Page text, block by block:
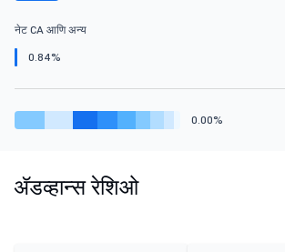
नेट CA आणि अन्य
0.84%
0.00%
ॲडव्हान्स रेशिओ